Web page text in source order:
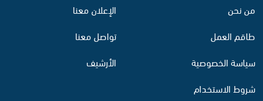
من نحن
طاقم العمل
سياسة الخصوصية
شروط الاستخدام
الإعلان معنا
تواصل معنا
الأرشيف